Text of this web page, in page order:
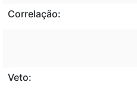
Correlação:
Veto: